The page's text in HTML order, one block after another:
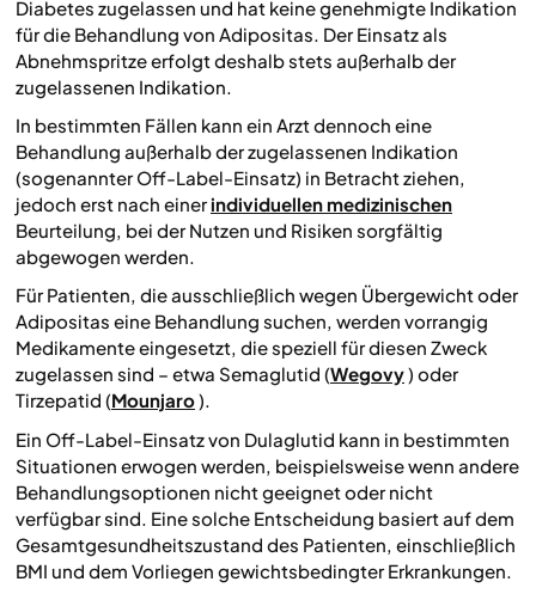
Diabetes zugelassen und hat keine genehmigte Indikation
für die Behandlung von Adipositas. Der Einsatz als
Abnehmspritze erfolgt deshalb stets außerhalb der
zugelassenen Indikation.
In bestimmten Fällen kann ein Arzt dennoch eine
Behandlung außerhalb der zugelassenen Indikation
(sogenannter Off-Label-Einsatz) in Betracht ziehen,
jedoch erst nach einerindividuellen medizinischen
Beurteilung, bei der Nutzen und Risiken sorgfältig
abgewogen werden.
Für Patienten, die ausschließlich wegen Übergewicht oder
Adipositas eine Behandlung suchen, werden vorrangig
Medikamente eingesetzt, die speziell für diesen Zweck
zugelassen sind – etwa Semaglutid (Wegovy) oder
Tirzepatid (Mounjaro).
Ein Off-Label-Einsatz von Dulaglutid kann in bestimmten
Situationen erwogen werden, beispielsweise wenn andere
Behandlungsoptionen nicht geeignet oder nicht
verfügbar sind. Eine solche Entscheidung basiert auf dem
Gesamtgesundheitszustand des Patienten, einschließlich
BMI und dem Vorliegen gewichtsbedingter Erkrankungen.